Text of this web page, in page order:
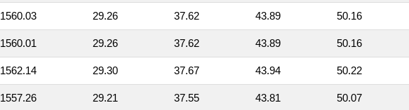
50.16
43.89
37.62
29.26
1560.03
50.16
43.89
37.62
29.26
1560.01
50.22
43.94
37.67
29.30
1562.14
50.07
43.81
37.55
29.21
1557.26